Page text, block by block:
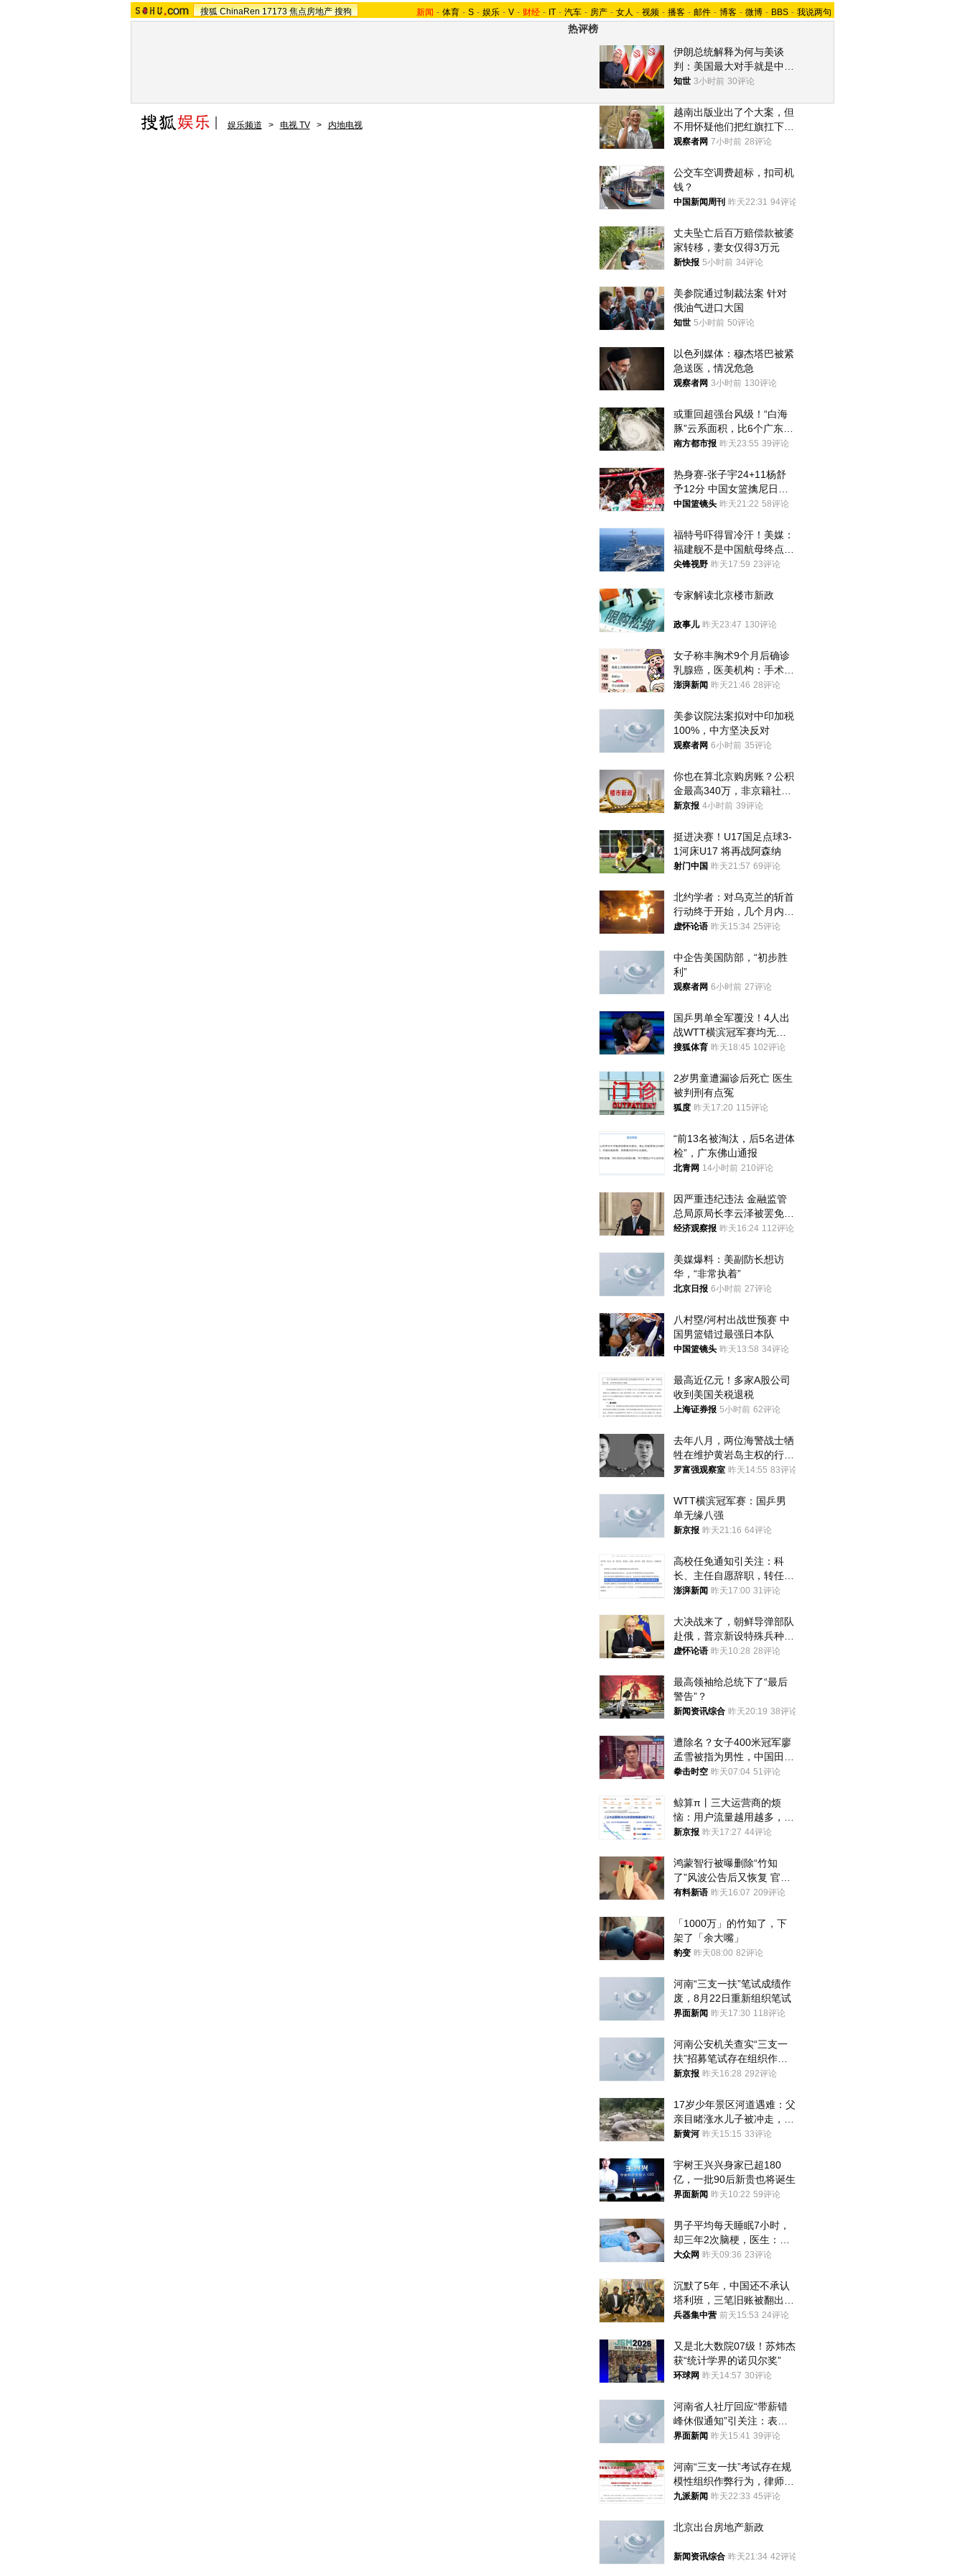
搜狐 ChinaRen 17173 焦点房地产 搜狗 新闻 - 体育 - S - 娱乐 - V - 财经 - IT - 汽车 - 房产 - 女人 - 视频 - 播客 - 邮件 - 博客 - 微博 - BBS - 我说两句
热评榜
伊朗总统解释为何与美谈
判：美国最大对手就是中
国，但他们也在对话
知世 3小时前 30评论
越南出版业出了个大案，但
不用怀疑他们把红旗扛下去
的决心
观察者网 7小时前 28评论
公交车空调费超标，扣司机
钱？
中国新闻周刊 昨天22:31 94评论
丈夫坠亡后百万赔偿款被婆
家转移，妻女仅得3万元
新快报 5小时前 34评论
美参院通过制裁法案 针对
俄油气进口大国
知世 5小时前 50评论
以色列媒体：穆杰塔巴被紧
急送医，情况危急
观察者网 3小时前 130评论
或重回超强台风级！“白海
豚”云系面积，比6个广东还
大！深圳官方：注意这件事
南方都市报 昨天23:55 39评论
热身赛-张子宇24+11杨舒
予12分 中国女篮擒尼日利
亚
中国篮镜头 昨天21:22 58评论
福特号吓得冒冷汗！美媒：
福建舰不是中国航母终点，
而是新起点！
尖锋视野 昨天17:59 23评论
专家解读北京楼市新政
政事儿 昨天23:47 130评论
女子称丰胸术9个月后确诊
乳腺癌，医美机构：手术不
可能引发癌症，建议走司法
澎湃新闻 昨天21:46 28评论
美参议院法案拟对中印加税
100%，中方坚决反对
观察者网 6小时前 35评论
你也在算北京购房账？公积
金最高340万，非京籍社保
1年
新京报 4小时前 39评论
挺进决赛！U17国足点球3-
1河床U17 将再战阿森纳
射门中国 昨天21:57 69评论
北约学者：对乌克兰的斩首
行动终于开始，几个月内乌
将投降
虚怀论语 昨天15:34 25评论
中企告美国防部，“初步胜
利”
观察者网 6小时前 27评论
国乒男单全军覆没！4人出
战WTT横滨冠军赛均无缘
八强
搜狐体育 昨天18:45 102评论
2岁男童遭漏诊后死亡 医生
被判刑有点冤
狐度 昨天17:20 115评论
“前13名被淘汰，后5名进体
检”，广东佛山通报
北青网 14小时前 210评论
因严重违纪违法 金融监管
总局原局长李云泽被罢免全
国人大代表
经济观察报 昨天16:24 112评论
美媒爆料：美副防长想访
华，“非常执着”
北京日报 6小时前 27评论
八村塁/河村出战世预赛 中
国男篮错过最强日本队
中国篮镜头 昨天13:58 34评论
最高近亿元！多家A股公司
收到美国关税退税
上海证券报 5小时前 62评论
去年八月，两位海警战士牺
牲在维护黄岩岛主权的行动
中
罗富强观察室 昨天14:55 83评论
WTT横滨冠军赛：国乒男
单无缘八强
新京报 昨天21:16 64评论
高校任免通知引关注：科
长、主任自愿辞职，转任思
政辅导员
澎湃新闻 昨天17:00 31评论
大决战来了，朝鲜导弹部队
赴俄，普京新设特殊兵种，
76岁老将扛旗
虚怀论语 昨天10:28 28评论
最高领袖给总统下了“最后
警告”？
新闻资讯综合 昨天20:19 38评论
遭除名？女子400米冠军廖
孟雪被指为男性，中国田协
默不作声
拳击时空 昨天07:04 51评论
鲸算π丨三大运营商的烦
恼：用户流量越用越多，收
入却越来越少
新京报 昨天17:27 44评论
鸿蒙智行被曝删除“竹知
了”风波公告后又恢复 官媒
曾力挺：劝华为要大度的，
有料新语 昨天16:07 209评论
「1000万」的竹知了，下
架了「余大嘴」
豹变 昨天08:00 82评论
河南“三支一扶”笔试成绩作
废，8月22日重新组织笔试
界面新闻 昨天17:30 118评论
河南公安机关查实“三支一
扶”招募笔试存在组织作弊
犯罪行为
新京报 昨天16:28 292评论
17岁少年景区河道遇难：父
亲目睹涨水儿子被冲走，当
地排除上游泄洪，家属盼厘
新黄河 昨天15:15 33评论
宇树王兴兴身家已超180
亿，一批90后新贵也将诞生
界面新闻 昨天10:22 59评论
男子平均每天睡眠7小时，
却三年2次脑梗，医生：这
样睡觉更伤身
大众网 昨天09:36 23评论
沉默了5年，中国还不承认
塔利班，三笔旧账被翻出，
最大风险出现
兵器集中营 前天15:53 24评论
又是北大数院07级！苏炜杰
获“统计学界的诺贝尔奖”
环球网 昨天14:57 30评论
河南省人社厅回应“带薪错
峰休假通知”引关注：表述
不够准确，待修改后印发
界面新闻 昨天15:41 39评论
河南“三支一扶”考试存在规
模性组织作弊行为，律师：
涉嫌非法获取国家秘密罪等
九派新闻 昨天22:33 45评论
北京出台房地产新政
新闻资讯综合 昨天21:34 42评论
娱乐频道 > 电视 TV > 内地电视